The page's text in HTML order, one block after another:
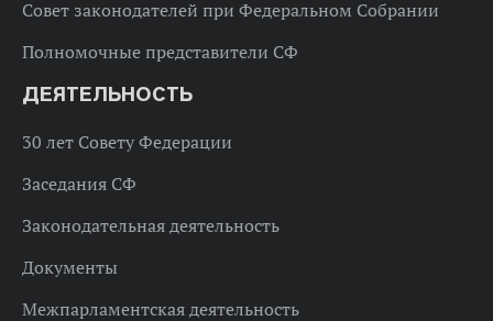
Совет законодателей при Федеральном Собрании
Полномочные представители СФ
ДЕЯТЕЛЬНОСТЬ
30 лет Совету Федерации
Заседания СФ
Законодательная деятельность
Документы
Межпарламентская деятельность